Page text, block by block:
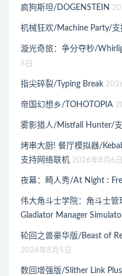
疯狗斯坦/DOGENSTEIN
机械狂欢/Machine Party/支
漩光奇旅：争分夺秒/
6日
指尖碎裂/Typing Break
帝国幻想乡/TOHOTOPIA
雾影猎人/Mistfall Hunter/
烤串大厨! 餐厅模拟器/
支持网络联机 2026年8月6日
夜幕：畸人秀/At Night :
伟大角斗士学院：角斗士
Gladiator Manager
轮回之兽豪华版/Beast of
2026年8月5日
数回增强版/Slither Link Plus